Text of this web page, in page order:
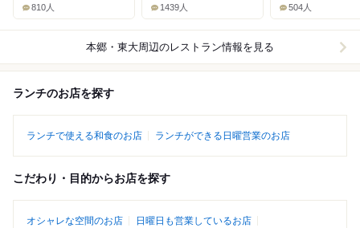
810人 1439人 504人
本郷・東大周辺のレストラン情報を見る
ランチのお店を探す
ランチで使える和食のお店 ランチができる日曜営業のお店
こだわり・目的からお店を探す
オシャレな空間のお店
日曜日も営業しているお店